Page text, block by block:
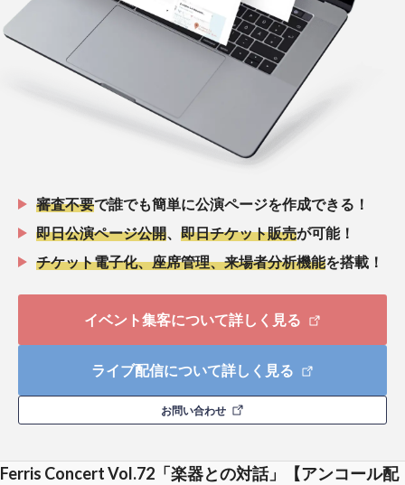
審査不要で誰でも簡単に公演ページを作成できる！
即日公演ページ公開
即日チケット販売が可能！
チケット電子化、座席管理、来場者分析機能を搭載！
イベント集客について詳しく見る
ライブ配信について詳しく見る
お問い合わせ
Ferris Concert Vol.72「楽器との対話」【アンコール配